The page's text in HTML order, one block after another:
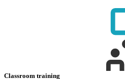
Classroom training